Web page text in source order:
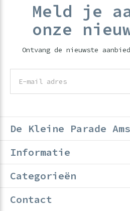
Meld je
onze
Ontvang de nieuwste
De Kleine Parade
Informatie
Categorieën
Contact